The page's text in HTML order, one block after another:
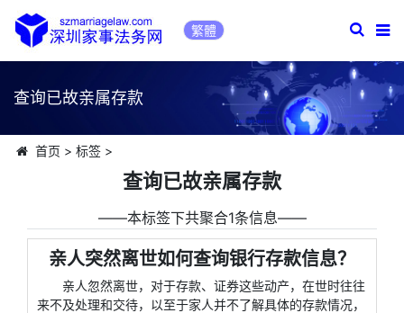
繁體
查询已故亲属存款
首页 > 标签>
查询已故亲属存款
――本标签下共聚合1条信息――
亲人突然离世如何查询银行存款信息？
亲人忽然离世，对于存款、证券这些动产，在世时往往
来不及处理和交待，以至于家人并不了解具体的存款情况，